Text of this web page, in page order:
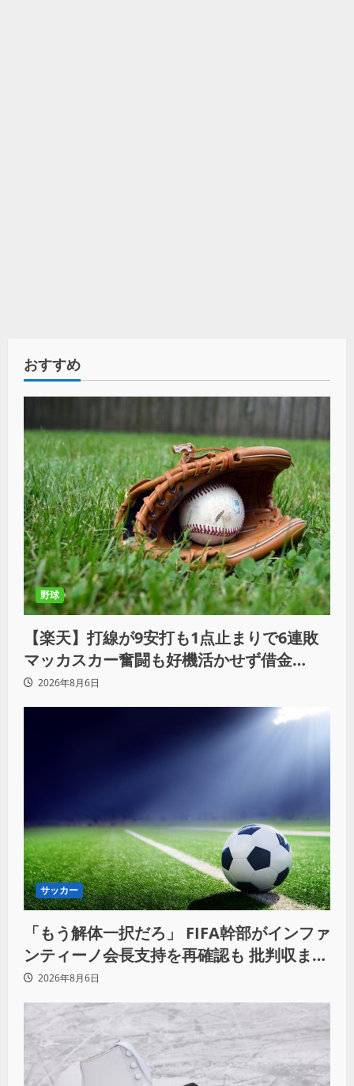
おすすめ
野球
【楽天】打線が9安打も1点止まりで6連敗
マッカスカー奮闘も好機活かせず借金
「22」
2026年8月6日
サッカー
「もう解体一択だろ」 FIFA幹部がインファ
ンティーノ会長支持を再確認も 批判収まら
ず2026年8月6日